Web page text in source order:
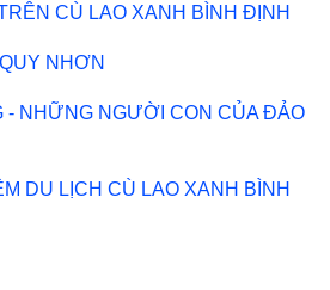
CÙ LAO XANH BÌNH ĐỊNH
NHƠN
- NHỮNG NGƯỜI CON CỦA ĐẢO
DU LỊCH CÙ LAO XANH BÌNH